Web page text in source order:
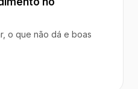
o que não dá e boas